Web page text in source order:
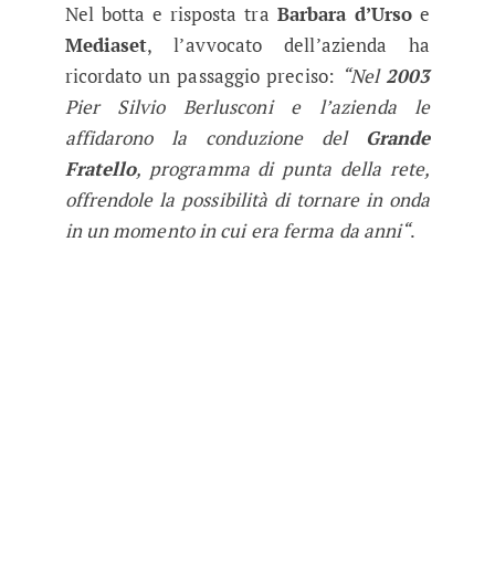
Nel botta e risposta tra Barbara d’Urso e
Mediaset, l’avvocato dell’azienda ha
ricordato un passaggio preciso: “Nel2003
Pier Silvio Berlusconi e l’azienda le
affidarono la conduzione del Grande
Fratello, programma di punta della rete,
offrendole la possibilità di tornare in onda
in un momento in cui era ferma da anni“.